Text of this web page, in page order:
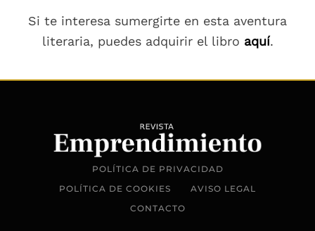
Si te interesa sumergirte en esta aventura
literaria, puedes adquirir el libro aquí.
POLÍTICA DE PRIVACIDAD
POLÍTICA DE COOKIES
AVISO LEGAL
CONTACTO